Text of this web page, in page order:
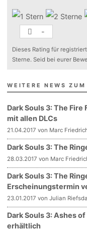
-
Dieses Rating für
Sterne. Seid bei eurer
WEITERE NEWS ZUM
Dark Souls 3: The
mit allen DLCs
21.04.2017 von Marc
Dark Souls 3: The
28.03.2017 von Marc
Dark Souls 3: The
Erscheinungstermin
23.01.2017 von Julian
Dark Souls 3: Ashes
erhältlich